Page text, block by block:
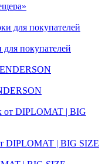
покупателей
DIPLOMAT | BIG SIZE